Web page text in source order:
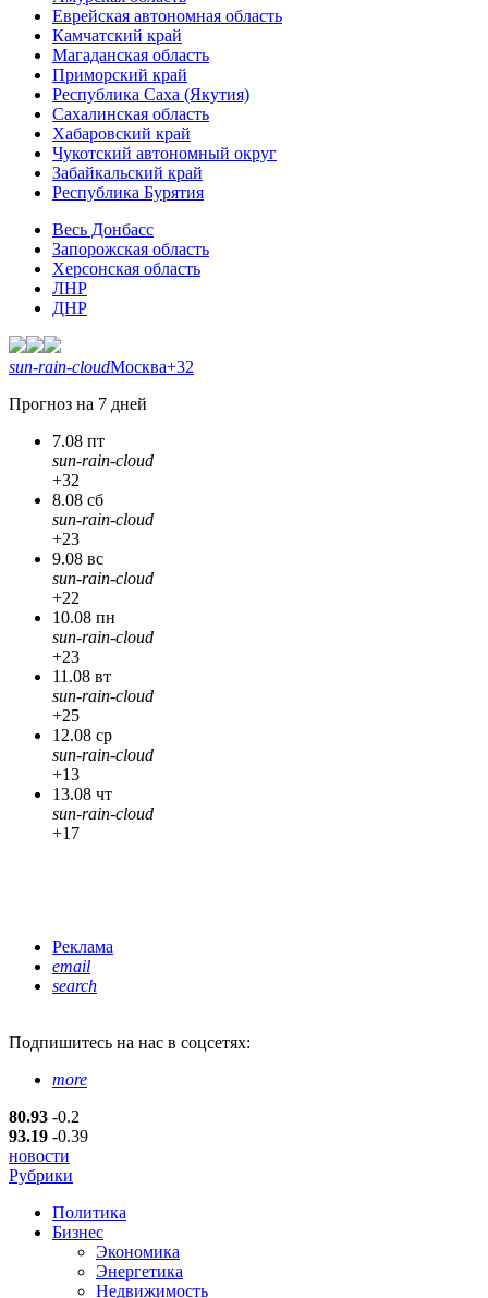
Еврейская автономная область
Камчатский край
Магаданская область
Приморский край
Республика Саха (Якутия)
Сахалинская область
Хабаровский край
Чукотский автономный округ
Забайкальский край
Республика Бурятия
Весь Донбасс
Запорожская область
Херсонская область
ЛНР
ДНР
sun-rain-cloudМосква+32
Прогноз на 7 дней
7.08 пт
sun-rain-cloud
+32
8.08 сб
sun-rain-cloud
+23
9.08 вс
sun-rain-cloud
+22
10.08 пн
sun-rain-cloud
+23
11.08 вт
sun-rain-cloud
+25
12.08 ср
sun-rain-cloud
+13
13.08 чт
sun-rain-cloud
+17
Реклама
email
search
Подпишитесь на нас в соцсетях:
more
80.93 -0.2
93.19 -0.39
новости
Рубрики
Политика
Бизнес
Экономика
Энергетика
Недвижимость